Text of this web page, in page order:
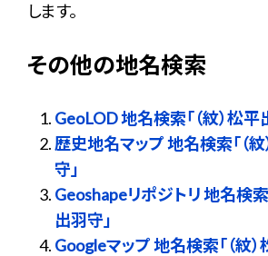
します。
その他の地名検索
GeoLOD 地名検索「（紋）松平
歴史地名マップ 地名検索「（紋
守」
Geoshapeリポジトリ 地名検索
出羽守」
Googleマップ 地名検索「（紋）